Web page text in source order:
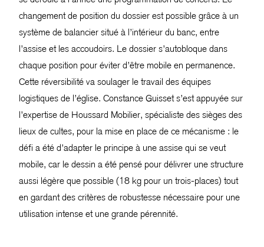
changement de position du dossier est possible grâce à un
système de balancier situé à l’intérieur du banc, entre
l’assise et les accoudoirs. Le dossier s’autobloque dans
chaque position pour éviter d’être mobile en permanence.
Cette réversibilité va soulager le travail des équipes
logistiques de l’église. Constance Guisset s’est appuyée sur
l’expertise de Houssard Mobilier, spécialiste des sièges des
lieux de cultes, pour la mise en place de ce mécanisme : le
défi a été d’adapter le principe à une assise qui se veut
mobile, car le dessin a été pensé pour délivrer une structure
aussi légère que possible (18 kg pour un trois-places) tout
en gardant des critères de robustesse nécessaire pour une
utilisation intense et une grande pérennité.